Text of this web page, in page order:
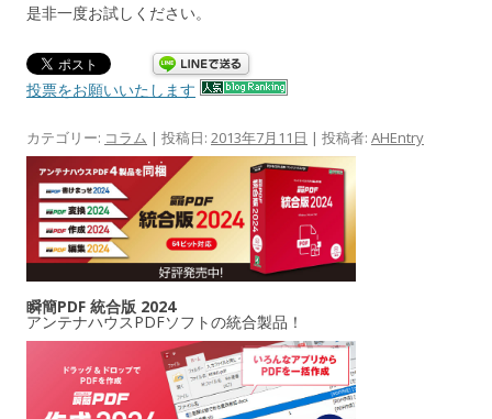
是非一度お試しください。
投票をお願いいたします
カテゴリー: コラム | 投稿日: 2013年7月11日 | 投稿者: AHEntry
瞬簡PDF 統合版 2024
アンテナハウスPDFソフトの統合製品！